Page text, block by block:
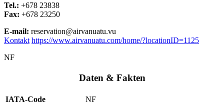
Tel.: +678 23838
Fax: +678 23250
E-mail: reservation@airvanuatu.vu
Kontakt https://www.airvanuatu.com/home/?locationID=1125
NF
Daten & Fakten
IATA-Code
NF